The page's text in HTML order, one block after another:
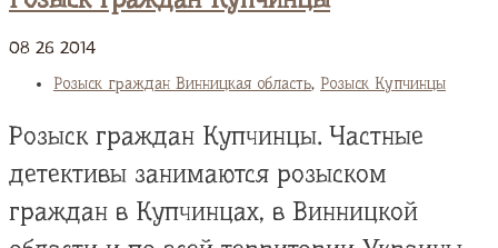
08 26 2014
Розыск граждан Винницкая область, Розыск Купчинцы
Розыск граждан Купчинцы. Частные
детективы занимаются розыском
граждан в Купчинцах, в Винницкой